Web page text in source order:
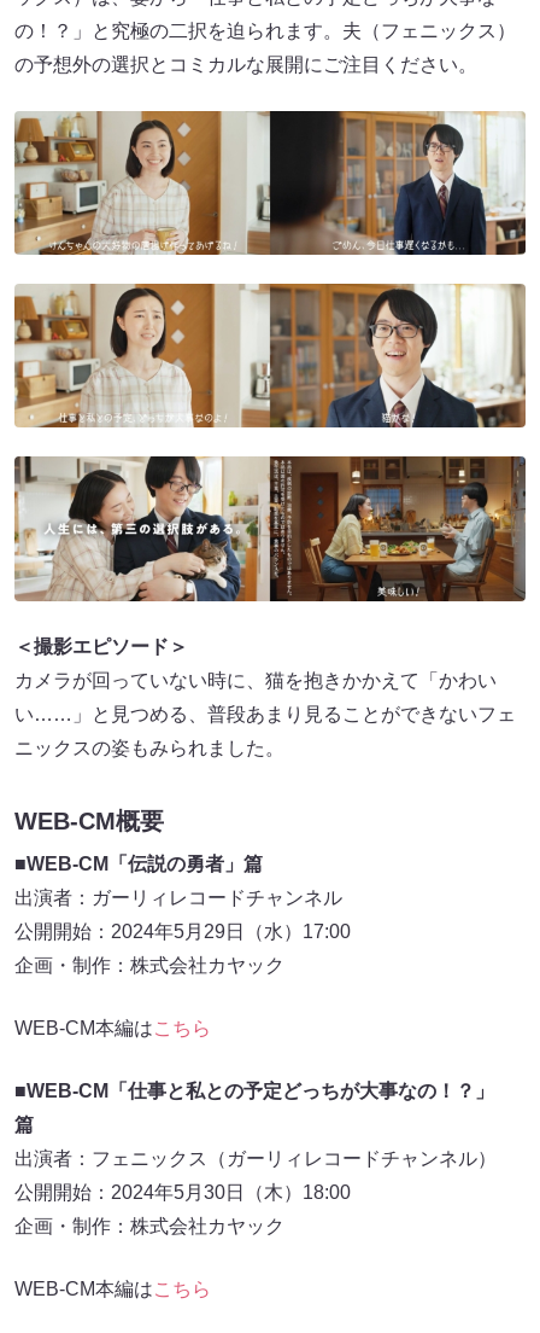
の！？」と究極の二択を迫られます。夫（フェニックス）
の予想外の選択とコミカルな展開にご注目ください。
＜撮影エピソード＞
カメラが回っていない時に、猫を抱きかかえて「かわい
い……」と見つめる、普段あまり見ることができないフェ
ニックスの姿もみられました。
WEB-CM概要
■WEB-CM「伝説の勇者」篇
出演者：ガーリィレコードチャンネル
公開開始：2024年5月29日（水）17:00
企画・制作：株式会社カヤック
WEB-CM本編はこちら
■WEB-CM「仕事と私との予定どっちが大事なの！？」
篇
出演者：フェニックス（ガーリィレコードチャンネル）
公開開始：2024年5月30日（木）18:00
企画・制作：株式会社カヤック
WEB-CM本編はこちら